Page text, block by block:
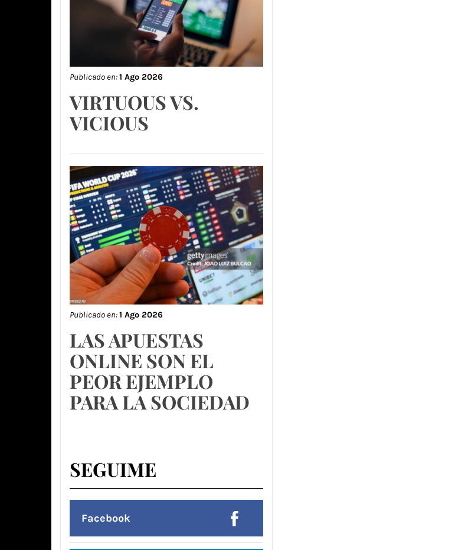
Publicado en:1 Ago 2026
VIRTUOUS VS.
VICIOUS
Publicado en:1 Ago 2026
LAS APUESTAS
ONLINE SON EL
PEOR EJEMPLO
PARA LA SOCIEDAD
SEGUIME
Facebook